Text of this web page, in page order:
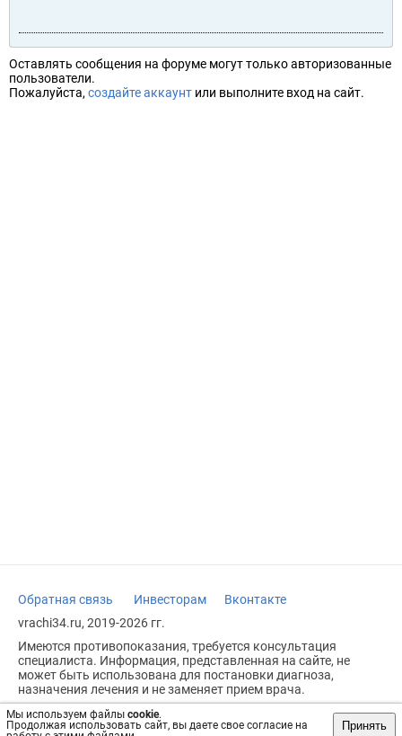
Мы используем файлы cookie.
Продолжая использовать сайт, вы даете свое согласие на
Принять
Оставлять сообщения на форуме могут только авторизованные
пользователи.
Пожалуйста, создайте аккаунт или выполните вход на сайт.
Обратная связь Инвесторам
Вконтакте
vrachi34.ru, 2019-2026 гг.
Имеются противопоказания, требуется консультация
специалиста. Информация, представленная на сайте, не
может быть использована для постановки диагноза,
назначения лечения и не заменяет прием врача.
Возрастное ограничение: 18+